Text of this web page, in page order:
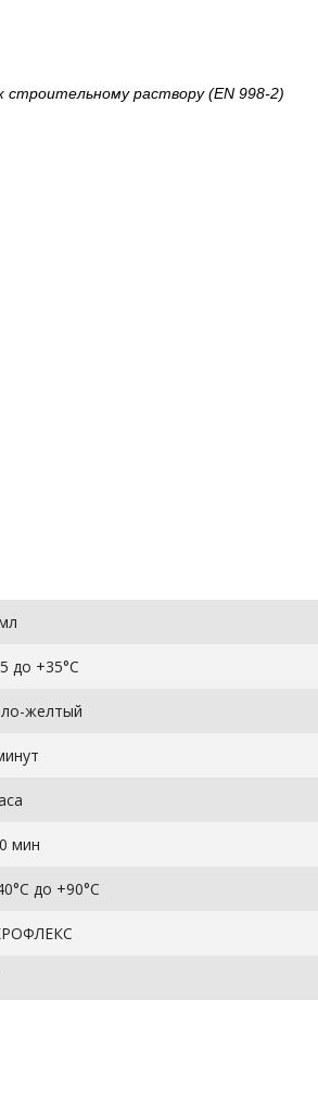
раствору (EN 998-2)
до +35°C
желтый
мин
до +90°С